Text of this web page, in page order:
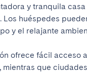
y tranquila
Los huéspedes
y el relajante
ofrece fácil acceso
mientras que